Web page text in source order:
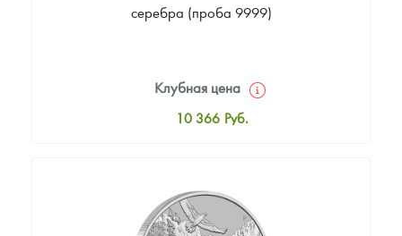
серебра (проба 9999)
Клубная цена
10 366 Руб.
Цена выкупа
Звоните